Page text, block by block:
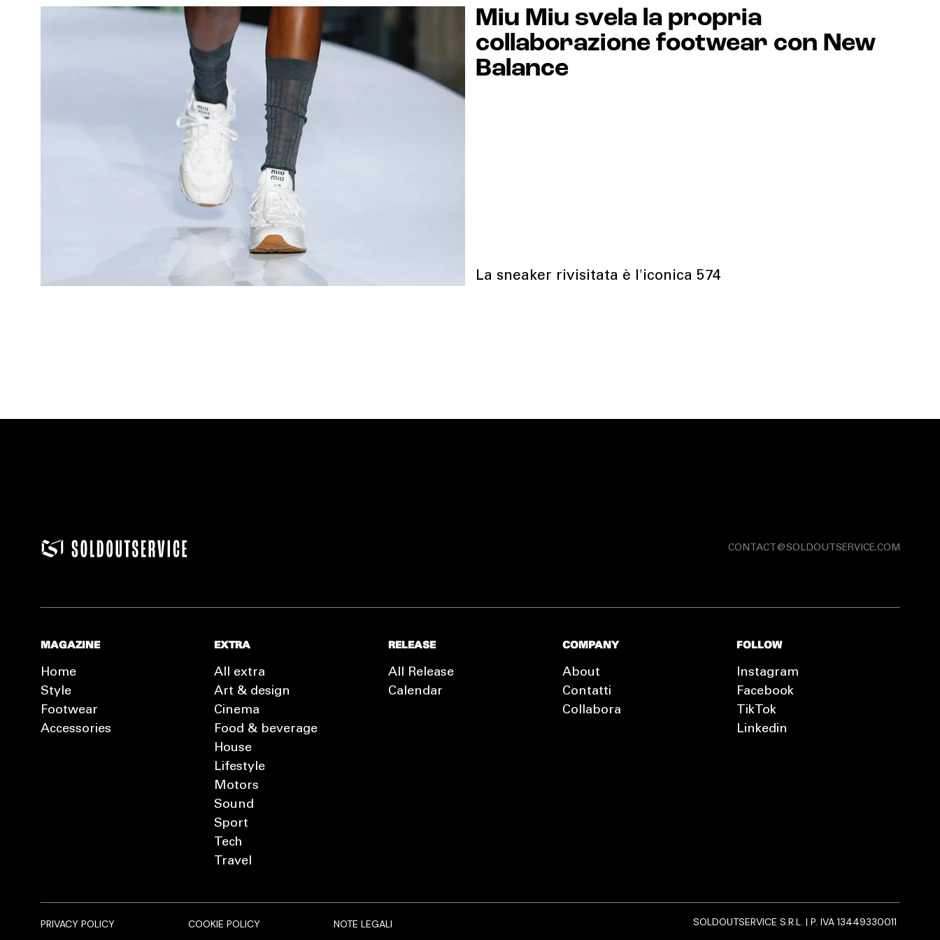
Miu Miu svela la propria
collaborazione footwear con New
Balance
La sneaker rivisitata è l'iconica 574
CONTACT@SOLDOUTSERVICE.COM
MAGAZINE
Home
Style
Footwear
Accessories
EXTRA
All extra
Art & design
Cinema
Food & beverage
House
Lifestyle
Motors
Sound
Sport
Tech
Travel
RELEASE
All Release
Calendar
COMPANY
About
Contatti
Collabora
FOLLOW
Instagram
Facebook
TikTok
Linkedin
PRIVACY POLICY COOKIE POLICY NOTE LEGALI SOLDOUTSERVICE S.R.L. | P. IVA 13449330011